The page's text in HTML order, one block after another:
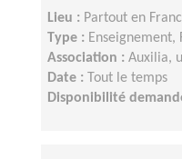
Lieu : Partout en
Type : Enseignement,
Association : Auxilia,
Date :
Tout le temps
Disponibilité